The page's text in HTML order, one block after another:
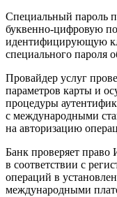
Специальный пароль
буквенно-цифровую
идентифицирующую
специального пароля
Провайдер услуг
параметров карты и
процедуры
с международными
на авторизацию
Банк проверяет право
в соответствии с
операций в
международными